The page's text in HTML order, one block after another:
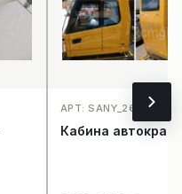
АРТ: SANY_2647
Кабина